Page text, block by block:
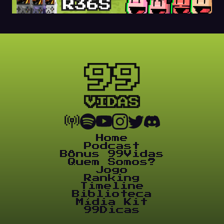
Home
Podcast
Bônus 99Vidas
Quem Somos?
Jogo
Ranking
Timeline
Biblioteca
Mídia Kit
99Dicas